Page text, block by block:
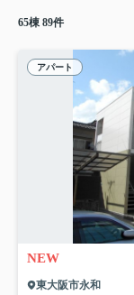
65棟 89件
アパート
NEW
東大阪市永和